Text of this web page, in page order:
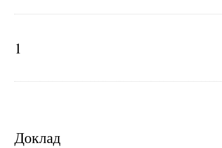
1
Доклад